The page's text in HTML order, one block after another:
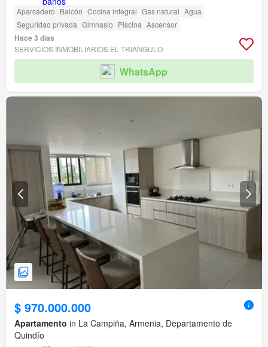
Aparcadero Balcón Cocina integral Gas natural Agua
Seguridad privada Gimnasio Piscina Ascensor
Hace 3 días
SERVICIOS INMOBILIARIOS EL TRIANGULO
WhatsApp
$ 970.000.000
Apartamento in La Campiña, Armenia, Departamento de
Quindío